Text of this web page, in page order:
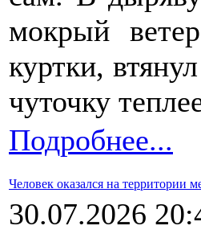
мокрый
куртки,
чуточку
Подробнее...
Человек оказался на территории
30.07.2026